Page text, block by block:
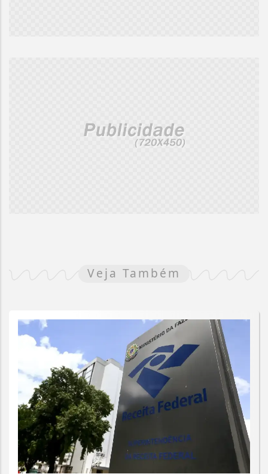
Veja Também